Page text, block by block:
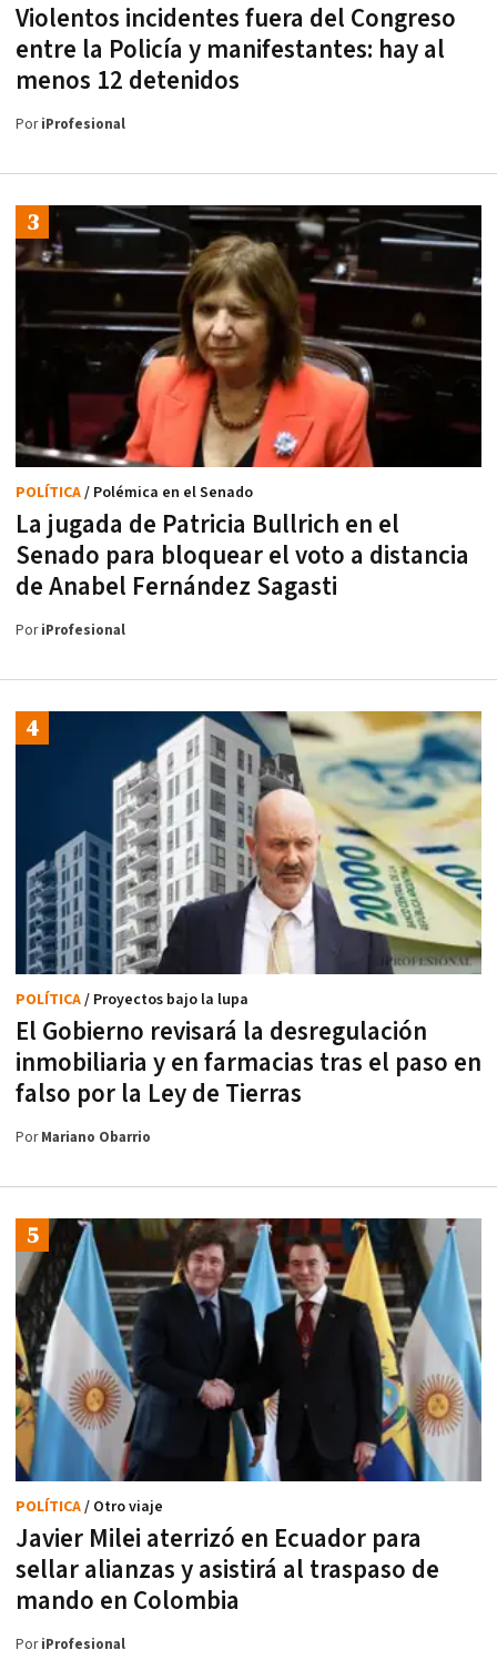
Violentos incidentes fuera del Congreso
entre la Policía y manifestantes: hay al
menos 12 detenidos
PoriProfesional
La jugada de Patricia Bullrich en el
Senado para bloquear el voto a distancia
de Anabel Fernández Sagasti
POLÍTICA/ Polémica en el Senado
PoriProfesional
El Gobierno revisará la desregulación
inmobiliaria y en farmacias tras el paso en
falso por la Ley de Tierras
POLÍTICA/ Proyectos bajo la lupa
PorMariano Obarrio
Javier Milei aterrizó en Ecuador para
sellar alianzas y asistirá al traspaso de
mando en Colombia
POLÍTICA/ Otro viaje
PoriProfesional